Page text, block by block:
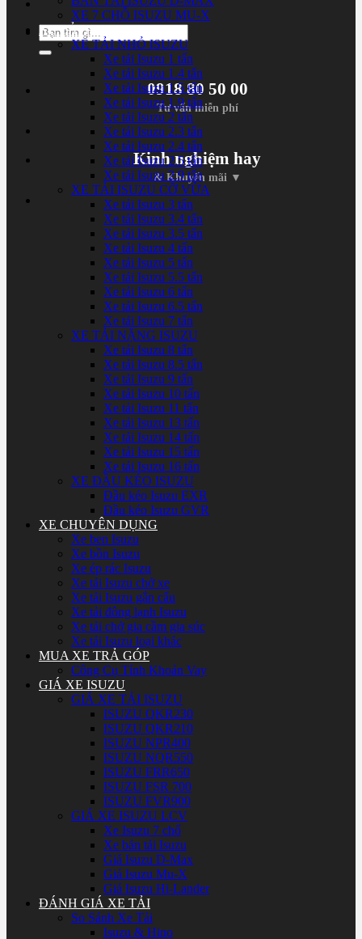
Tìm
kiếm:
0918 80 50 00
Tư vấn miễn phí
Kinh nghiệm hay
& Khuyến mãi ▼
XE 7 CHỖ ISUZU MU-X
XE TẢI ISUZU
XE TẢI NHỎ ISUZU
Xe tải Isuzu 1 tấn
Xe tải Isuzu 1.4 tấn
Xe tải Isuzu 1.5 tấn
Xe tải Isuzu 1.9 tấn
Xe tải Isuzu 2 tấn
Xe tải Isuzu 2.3 tấn
Xe tải Isuzu 2.4 tấn
Xe tải Isuzu 2.5 tấn
Xe tải Isuzu 2.9 tấn
XE TẢI ISUZU CỠ VỪA
Xe tải Isuzu 3 tấn
Xe tải Isuzu 3.4 tấn
Xe tải Isuzu 3.5 tấn
Xe tải Isuzu 4 tấn
Xe tải Isuzu 5 tấn
Xe tải Isuzu 5.5 tấn
Xe tải Isuzu 6 tấn
Xe tải Isuzu 6.5 tấn
Xe tải Isuzu 7 tấn
XE TẢI NẶNG ISUZU
Xe tải Isuzu 8 tấn
Xe tải Isuzu 8.5 tấn
Xe tải Isuzu 9 tấn
Xe tải Isuzu 10 tấn
Xe tải Isuzu 11 tấn
Xe tải Isuzu 13 tấn
Xe tải Isuzu 14 tấn
Xe tải Isuzu 15 tấn
Xe tải Isuzu 16 tấn
XE ĐẦU KÉO ISUZU
Đầu kéo Isuzu EXR
Đầu kéo Isuzu GVR
XE CHUYÊN DỤNG
Xe ben Isuzu
Xe bồn Isuzu
Xe ép rác Isuzu
Xe tải Isuzu chở xe
Xe tải Isuzu gắn cẩu
Xe tải đông lạnh Isuzu
Xe tải chở gia cầm gia súc
Xe tải Isuzu loại khác
MUA XE TRẢ GÓP
Công Cụ Tính Khoản Vay
GIÁ XE ISUZU
GIÁ XE TẢI ISUZU
ISUZU QKR230
ISUZU QKR210
ISUZU NPR400
ISUZU NQR550
ISUZU FRR650
ISUZU FSR 700
ISUZU FVR900
GIÁ XE ISUZU LCV
Xe Isuzu 7 chổ
Xe bán tải Isuzu
Giá Isuzu D-Max
Giá Isuzu Mu-X
Giá Isuzu Hi-Lander
ĐÁNH GIÁ XE TẢI
So Sánh Xe Tải
Isuzu & Hino